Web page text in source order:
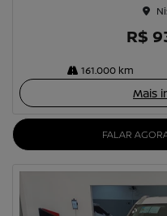
R$
161.000 km
Mais
FALAR